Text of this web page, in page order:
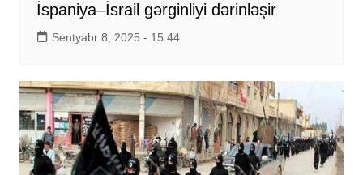
İspaniya–İsrail gərginliyi dərinləşir
Sentyabr 8, 2025 - 15:44